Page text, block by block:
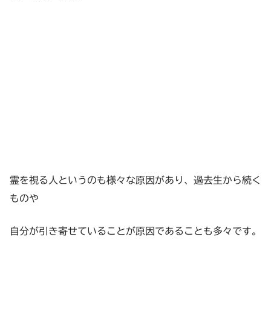
霊を視る人というのも様々な原因があり、過去生から続く
ものや
自分が引き寄せていることが原因であることも多々です。